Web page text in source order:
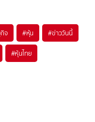
จ #หุ้น #ข่าววันนี้
#หุ้นไทย